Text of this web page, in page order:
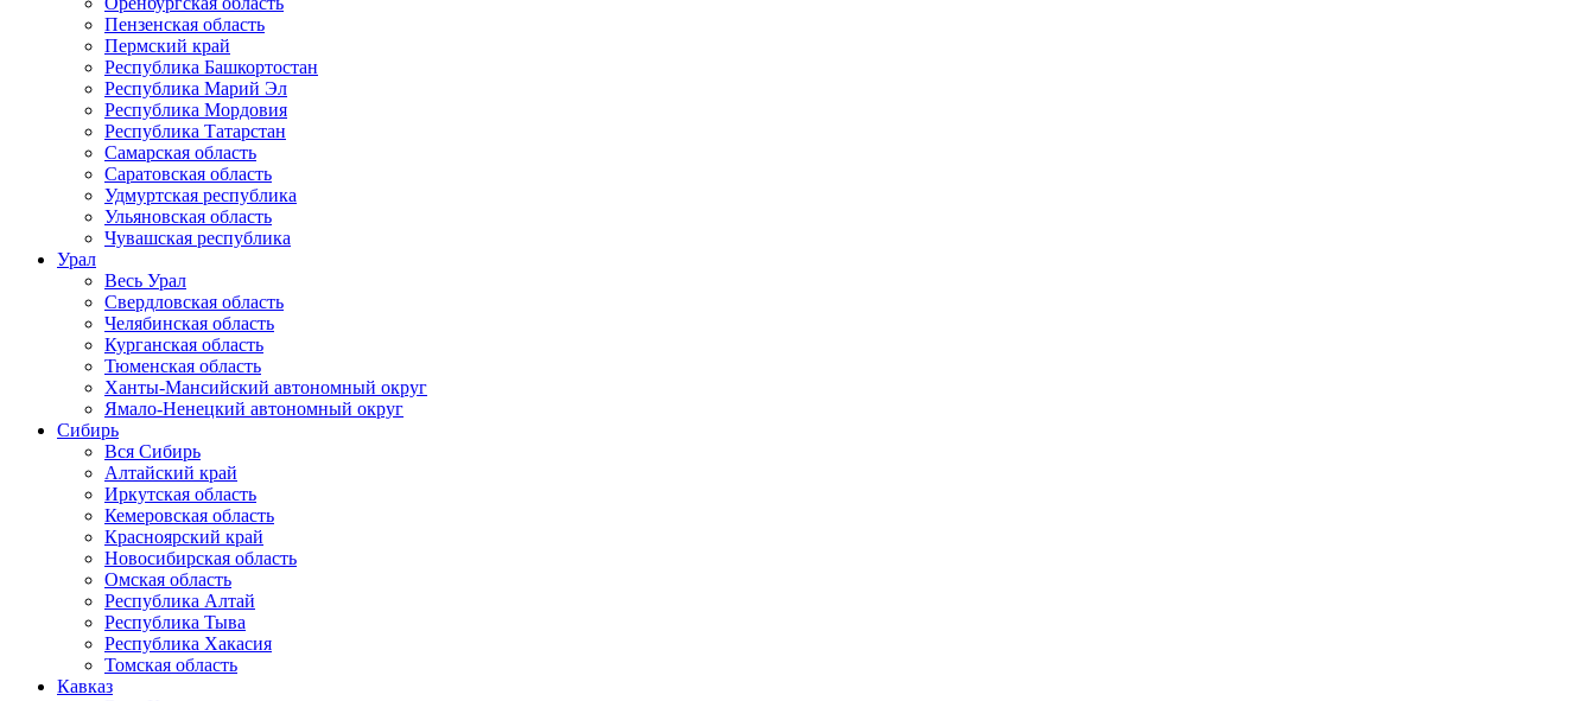
Пензенская область
Пермский край
Республика Башкортостан
Республика Марий Эл
Республика Мордовия
Республика Татарстан
Самарская область
Саратовская область
Удмуртская республика
Ульяновская область
Чувашская республика
Урал
Весь Урал
Свердловская область
Челябинская область
Курганская область
Тюменская область
Ханты-Мансийский автономный округ
Ямало-Ненецкий автономный округ
Сибирь
Вся Сибирь
Алтайский край
Иркутская область
Кемеровская область
Красноярский край
Новосибирская область
Омская область
Республика Алтай
Республика Тыва
Республика Хакасия
Томская область
Кавказ